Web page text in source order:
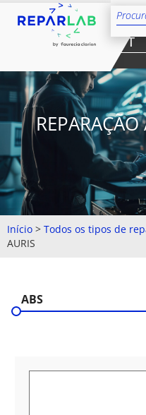
PT
Início > Todos os tipos de
AURIS
ABS